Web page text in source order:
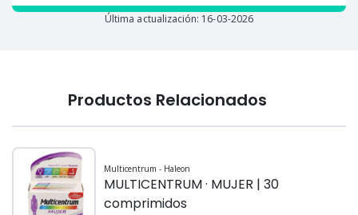
Última actualización: 16-03-2026
Productos Relacionados
Multicentrum - Haleon
MULTICENTRUM · MUJER | 30
comprimidos